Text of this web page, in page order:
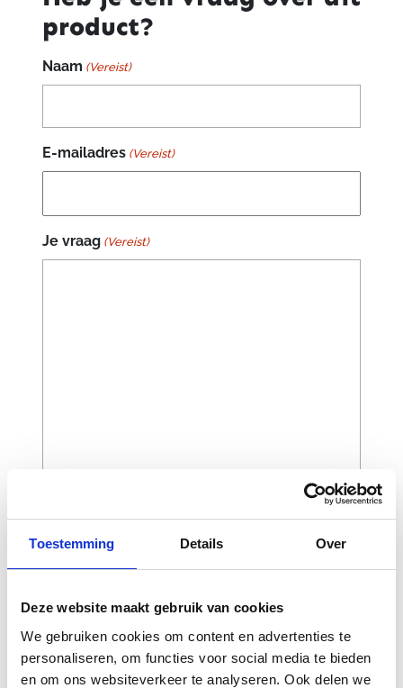
Toestemming Details Over
Deze website maakt gebruik van cookies
We gebruiken cookies om content en advertenties te
personaliseren, om functies voor social media te bieden
en om ons websiteverkeer te analyseren. Ook delen we
product?
Naam (Vereist)
E-mailadres (Vereist)
Je vraag (Vereist)
CAPTCHA